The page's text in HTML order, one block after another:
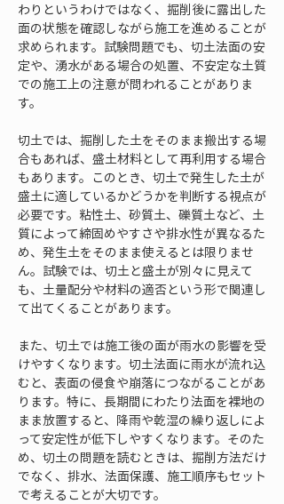
わりというわけではなく、掘削後に露出した
面の状態を確認しながら施工を進めることが
求められます。試験問題でも、切土法面の安
定や、湧水がある場合の処置、不安定な土質
での施工上の注意が問われることがありま
す。
切土では、掘削した土をそのまま搬出する場
合もあれば、盛土材料として再利用する場合
もあります。このとき、切土で発生した土が
盛土に適しているかどうかを判断する視点が
必要です。粘性土、砂質土、礫質土など、土
質によって締固めやすさや排水性が異なるた
め、発生土をそのまま使えるとは限りませ
ん。試験では、切土と盛土が別々に見えて
も、土量配分や材料の適否という形で関連し
て出てくることがあります。
また、切土では施工後の面が雨水の影響を受
けやすくなります。切土法面に雨水が流れ込
むと、表面の侵食や崩落につながることがあ
ります。特に、長期間にわたり法面を裸地の
まま放置すると、降雨や乾湿の繰り返しによ
って安定性が低下しやすくなります。そのた
め、切土の問題を読むときは、掘削方法だけ
でなく、排水、法面保護、施工順序もセット
で考えることが大切です。